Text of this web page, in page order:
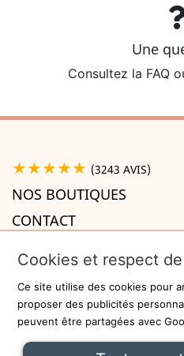
Une
Consultez la FAQ
★★★★★ (3243 AVIS)
NOS BOUTIQUES
CONTACT
INFORMATIONS
Recevez la newsletter
Cookies et respect
Ce site utilise des cookies pour
proposer des publicités
peuvent être partagées avec